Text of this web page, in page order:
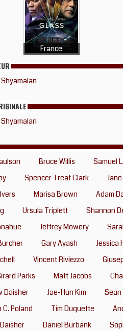
France
Bruce Willis
Samuel
Spencer Treat Clark
Marisa Brown
Adam
Ursula Triplett
Shannon
Jeffrey Mowery
Gary Ayash
Jessica
Vincent Riviezzo
Parks
Matt Jacobs
Daisher
Jae-Hun Kim
Sean
Poland
Tim Duquette
Daniel Burbank